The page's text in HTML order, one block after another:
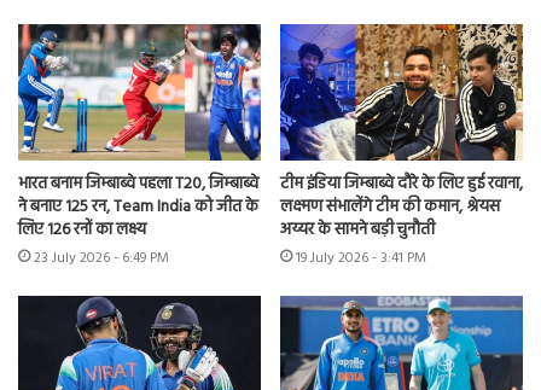
भारत बनाम जिम्बाब्वे पहला T20, जिम्बाब्वे
ने बनाए 125 रन, Team India को जीत के
लिए 126 रनों का लक्ष्य
23 July 2026 - 6:49 PM
टीम इंडिया जिम्बाब्वे दौरे के लिए हुई रवाना,
लक्ष्मण संभालेंगे टीम की कमान, श्रेयस
अय्यर के सामने बड़ी चुनौती
19 July 2026 - 3:41 PM